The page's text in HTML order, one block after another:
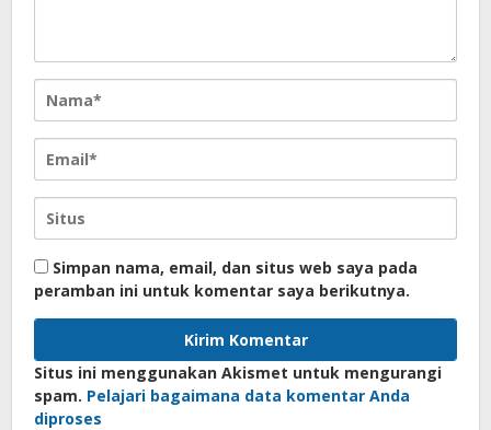
Simpan nama, email, dan situs web saya pada
peramban ini untuk komentar saya berikutnya.
Situs ini menggunakan Akismet untuk mengurangi
spam. Pelajari bagaimana data komentar Anda
diproses